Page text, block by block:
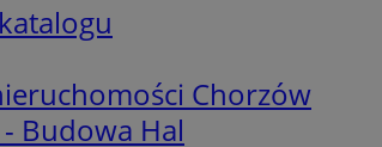
Chorzów
Budowa Hal